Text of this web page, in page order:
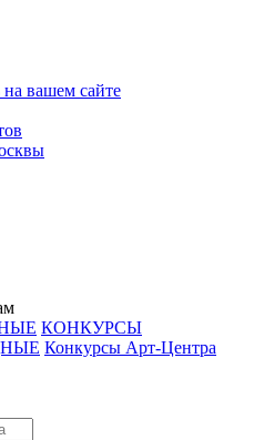
вашем сайте
КОНКУРСЫ
Конкурсы Арт-Центра